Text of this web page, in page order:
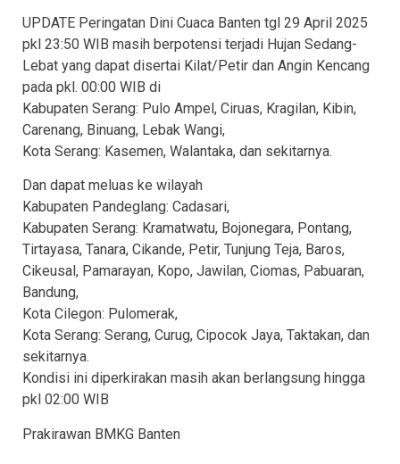
UPDATE Peringatan Dini Cuaca Banten tgl 29 April 2025
pkl 23:50 WIB masih berpotensi terjadi Hujan Sedang-
Lebat yang dapat disertai Kilat/Petir dan Angin Kencang
pada pkl. 00:00 WIB di
Kabupaten Serang: Pulo Ampel, Ciruas, Kragilan, Kibin,
Carenang, Binuang, Lebak Wangi,
Kota Serang: Kasemen, Walantaka, dan sekitarnya.
Dan dapat meluas ke wilayah
Kabupaten Pandeglang: Cadasari,
Kabupaten Serang: Kramatwatu, Bojonegara, Pontang,
Tirtayasa, Tanara, Cikande, Petir, Tunjung Teja, Baros,
Cikeusal, Pamarayan, Kopo, Jawilan, Ciomas, Pabuaran,
Bandung,
Kota Cilegon: Pulomerak,
Kota Serang: Serang, Curug, Cipocok Jaya, Taktakan, dan
sekitarnya.
Kondisi ini diperkirakan masih akan berlangsung hingga
pkl 02:00 WIB
Prakirawan BMKG Banten